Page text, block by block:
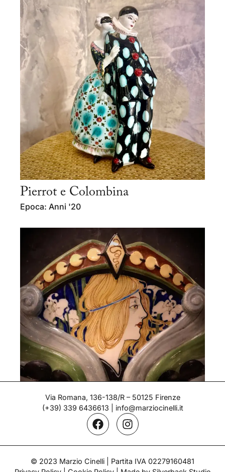
Pierrot e Colombina
Epoca: Anni '20
Centrotavola Liberty – Salvini
Via Romana, 136-138/R – 50125 Firenze
(+39) 339 6436613
info@marziocinelli.it
© 2023 Marzio Cinelli | Partita IVA 02279160481